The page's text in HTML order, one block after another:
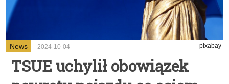
News 2024-10-04 pixabay
TSUE uchylił obowiązek